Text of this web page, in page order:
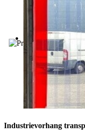
Industrievorhang